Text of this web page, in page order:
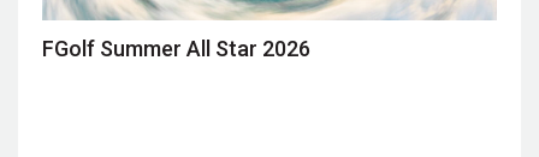
FGolf Summer All Star 2026